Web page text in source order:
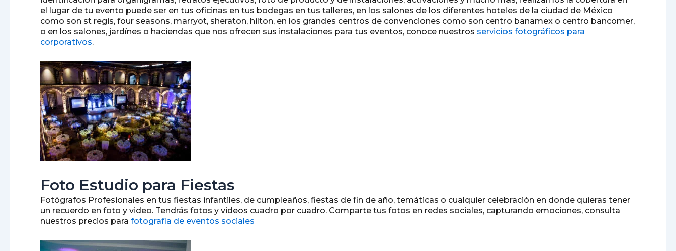
el lugar de tu evento puede ser en tus oficinas en tus bodegas en tus talleres, en los salones de los diferentes hoteles de la ciudad de México
como son st regis, four seasons, marryot, sheraton, hilton, en los grandes centros de convenciones como son centro banamex o centro bancomer,
o en los salones, jardínes o haciendas que nos ofrecen sus instalaciones para tus eventos, conoce nuestros servicios fotográficos para
corporativos.
Foto Estudio para Fiestas
Fotógrafos Profesionales en tus fiestas infantiles, de cumpleaños, fiestas de fin de año, temáticas o cualquier celebración en donde quieras tener
un recuerdo en foto y video. Tendrás fotos y videos cuadro por cuadro. Comparte tus fotos en redes sociales, capturando emociones, consulta
nuestros precios para fotografía de eventos sociales